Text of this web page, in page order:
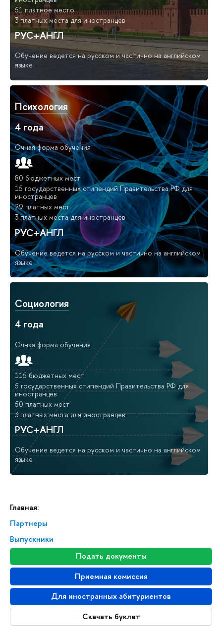
Главная:
Партнеры
Выпускники
Подать документы
Приемная комиссия
Для иностранных абитуриентов
Скачать буклет
51 платное место
3 платных места для иностранцев
РУС+АНГЛ
Обучение ведется на русском и частично на английском
языке
Психология
4 года
Очная форма обучения
80 бюджетных мест
15 государственных стипендий Правительства РФ для
иностранцев
29 платных мест
3 платных места для иностранцев
РУС+АНГЛ
Обучение ведется на русском и частично на английском
языке
Социология
4 года
Очная форма обучения
115 бюджетных мест
5 государственных стипендий Правительства РФ для
иностранцев
50 платных мест
3 платных места для иностранцев
РУС+АНГЛ
Обучение ведется на русском и частично на английском
языке